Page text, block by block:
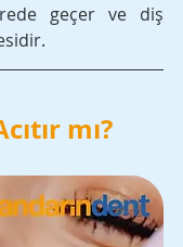
geçer ve diş
mı?